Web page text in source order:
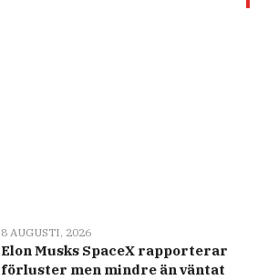
8 AUGUSTI, 2026
Elon Musks SpaceX rapporterar
förluster men mindre än väntat